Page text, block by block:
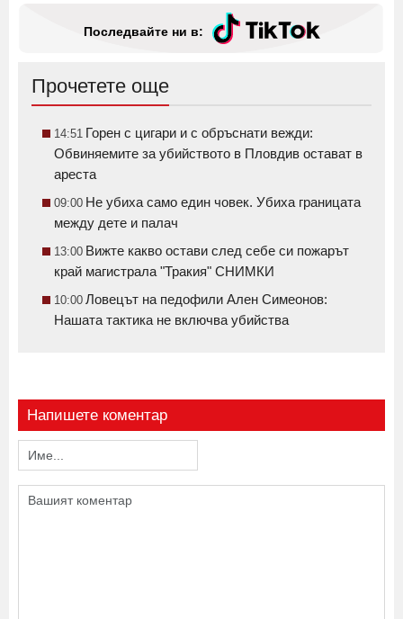
Последвайте ни в:
Прочетете още
14:51 Горен с цигари и с обръснати вежди:
Обвиняемите за убийството в Пловдив остават в
ареста
09:00 Не убиха само един човек. Убиха границата
между дете и палач
13:00 Вижте какво остави след себе си пожарът
край магистрала "Тракия" СНИМКИ
10:00 Ловецът на педофили Ален Симеонов:
Нашата тактика не включва убийства
Напишете коментар